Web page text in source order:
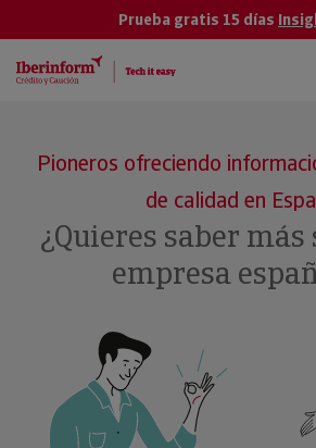
Prueba gratis 15 días
Pioneros ofreciendo
de calidad en
¿Quieres saber
empresa